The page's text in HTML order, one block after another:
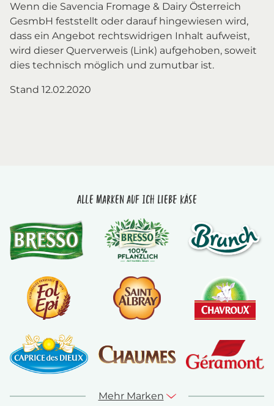
Wenn die Savencia Fromage & Dairy Österreich
GesmbH feststellt oder darauf hingewiesen wird,
dass ein Angebot rechtswidrigen Inhalt aufweist,
wird dieser Querverweis (Link) aufgehoben, soweit
dies technisch möglich und zumutbar ist.
Stand 12.02.2020
Alle Marken auf Ich liebe Käse
Mehr Marken